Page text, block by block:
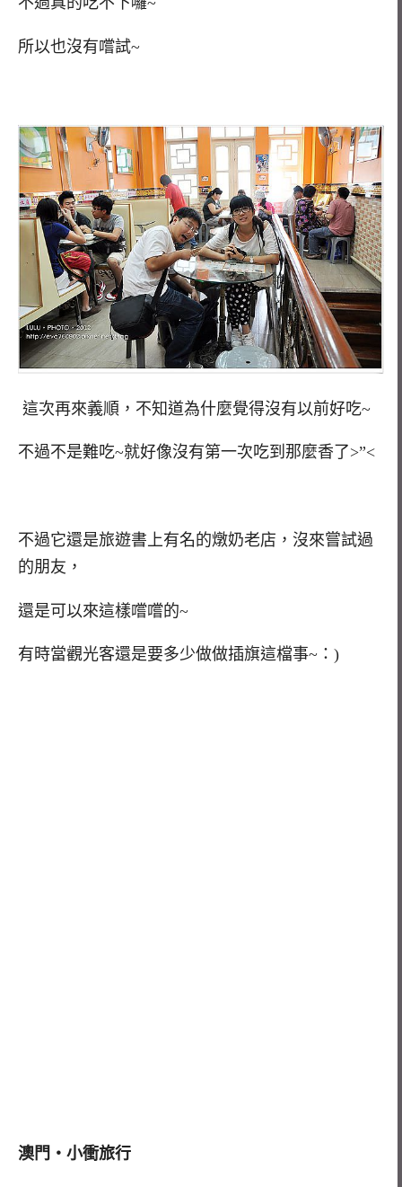
所以也沒有嚐試~
這次再來義順，不知道為什麼覺得沒有以前好吃~
不過不是難吃~就好像沒有第一次吃到那麼香了>”<
不過它還是旅遊書上有名的燉奶老店，沒來嘗試過
的朋友，
還是可以來這樣嚐嚐的~
有時當觀光客還是要多少做做插旗這檔事~：)
澳門‧小衝旅行